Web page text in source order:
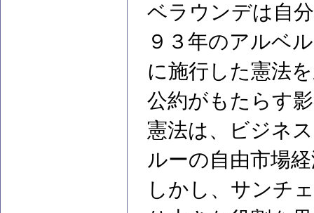
ベラウンデは自
９３年のアルベ
に施行した憲法
公約がもたらす
憲法は、ビジネ
ルーの自由市場
しかし、サンチ